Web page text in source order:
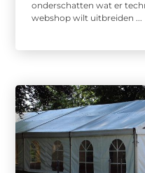
onderschatten wat er
webshop wilt uitbreiden ...